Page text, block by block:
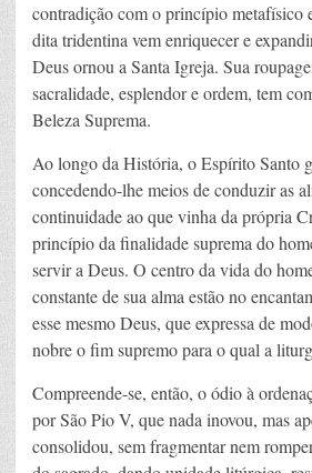
contradição com o princípio metafísico
dita tridentina vem enriquecer e
Deus ornou a Santa Igreja. Sua
sacralidade, esplendor e ordem, tem
Beleza Suprema.
Ao longo da História, o Espírito Santo
concedendo-lhe meios de conduzir as
continuidade ao que vinha da própria
princípio da finalidade suprema do
servir a Deus. O centro da vida do
constante de sua alma estão no
esse mesmo Deus, que expressa de
nobre o fim supremo para o qual a
Compreende-se, então, o ódio à
por São Pio V, que nada inovou, mas
consolidou, sem fragmentar nem